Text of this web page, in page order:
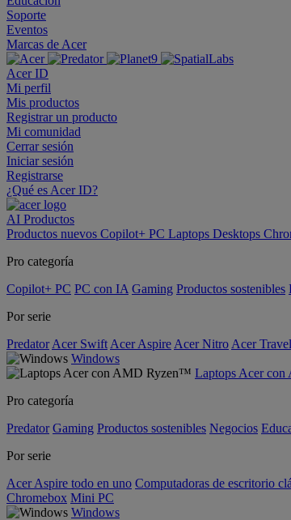
Soporte
Eventos
Marcas de Acer
Acer ID
Mi perfil
Mis productos
Registrar un producto
Mi comunidad
Cerrar sesión
Iniciar sesión
Registrarse
¿Qué es Acer ID?
AI Productos
Productos nuevos Copilot+ PC Laptops Desktops
Pro categoría
Copilot+ PC PC con IA Gaming Productos sostenibles
Por serie
Predator Acer Swift Acer Aspire Acer Nitro Acer
Windows
Laptops Acer
Pro categoría
Predator Gaming Productos sostenibles Negocios
Por serie
Acer Aspire todo en uno Computadoras de escritorio
Chromebox Mini PC
Windows